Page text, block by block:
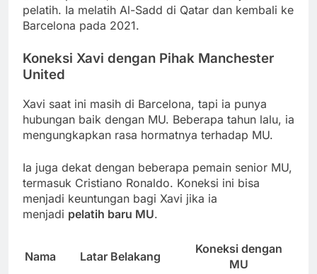
pelatih. Ia melatih Al-Sadd di Qatar dan kembali ke
Barcelona pada 2021.
Koneksi Xavi dengan Pihak Manchester
United
Xavi saat ini masih di Barcelona, tapi ia punya
hubungan baik dengan MU. Beberapa tahun lalu, ia
mengungkapkan rasa hormatnya terhadap MU.
Ia juga dekat dengan beberapa pemain senior MU,
termasuk Cristiano Ronaldo. Koneksi ini bisa
menjadi keuntungan bagi Xavi jika ia
menjadi pelatih baru MU.
Nama Latar Belakang
Koneksi dengan
MU